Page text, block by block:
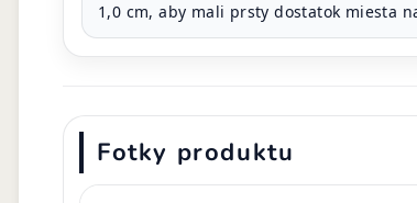
1,0 cm, aby mali prsty dostatok miesta
Fotky produktu